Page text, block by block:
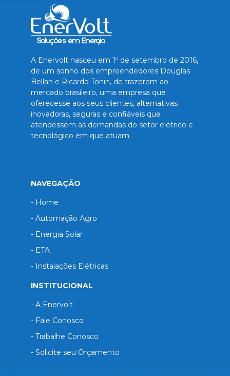
A Enervolt nasceu em 1º de setembro de 2016,
de um sonho dos empreendedores Douglas
Bellan e Ricardo Tonin, de trazerem ao
mercado brasileiro, uma empresa que
oferecesse aos seus clientes, alternativas
inovadoras, seguras e confiáveis que
atendessem as demandas do setor elétrico e
tecnológico em que atuam.
NAVEGAÇÃO
- Home
- Automação Agro
- Energia Solar
- ETA
- Instalações Elétricas
INSTITUCIONAL
- A Enervolt
- Fale Conosco
- Trabalhe Conosco
- Solicite seu Orçamento